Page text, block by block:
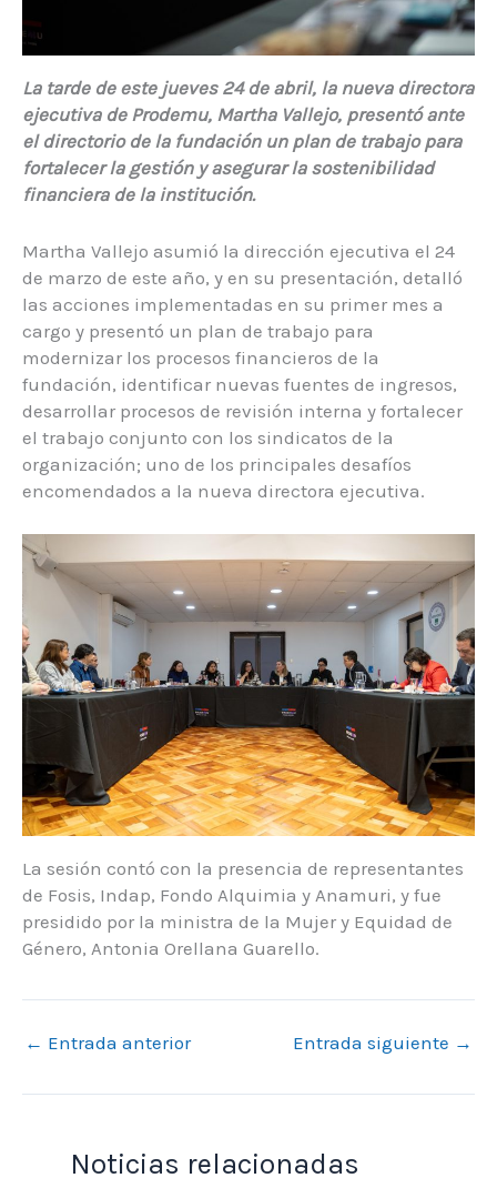
La tarde de este jueves 24 de abril, la nueva directora
ejecutiva de Prodemu, Martha Vallejo, presentó ante
el directorio de la fundación un plan de trabajo para
fortalecer la gestión y asegurar la sostenibilidad
financiera de la institución.
Martha Vallejo asumió la dirección ejecutiva el 24
de marzo de este año, y en su presentación, detalló
las acciones implementadas en su primer mes a
cargo y presentó un plan de trabajo para
modernizar los procesos financieros de la
fundación, identificar nuevas fuentes de ingresos,
desarrollar procesos de revisión interna y fortalecer
el trabajo conjunto con los sindicatos de la
organización; uno de los principales desafíos
encomendados a la nueva directora ejecutiva.
La sesión contó con la presencia de representantes
de Fosis, Indap, Fondo Alquimia y Anamuri, y fue
presidido por la ministra de la Mujer y Equidad de
Género, Antonia Orellana Guarello.
← Entrada anterior Entrada siguiente →
Noticias relacionadas